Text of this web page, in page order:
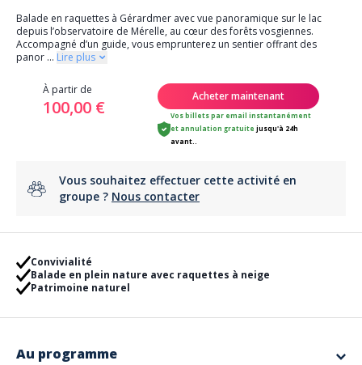
Balade en raquettes à Gérardmer avec vue panoramique sur le lac
depuis l’observatoire de Mérelle, au cœur des forêts vosgiennes.
Accompagné d’un guide, vous emprunterez un sentier offrant des
panor ... Lire plus
À partir de
100,00 €
Acheter maintenant
Vos billets par email instantanément
etannulation gratuite jusqu'à 24h
avant..
Vous souhaitez effectuer cette activité en
groupe ? Nous contacter
Convivialité
Balade en plein nature avec raquettes à neige
Patrimoine naturel
Au programme